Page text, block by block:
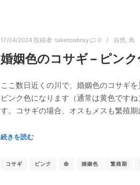
17/04/2024 投稿者: taketoabray 0 自然, 鳥
婚姻色のコサギ – ピン
ここ数日近くの川で、婚姻色のコサギ
ピンク色になります（通常は黄色です
す。コサギの場合、オスもメスも繁殖
続きを読む
コサギ ピンク 命 婚姻色 繁殖期